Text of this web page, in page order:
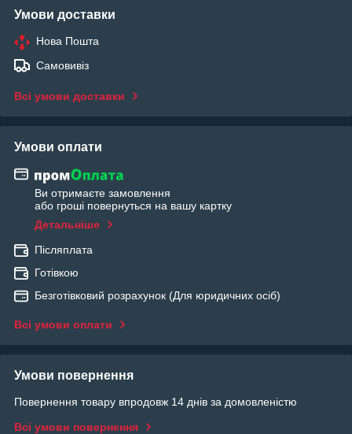
Умови доставки
Нова Пошта
Самовивіз
Всі умови доставки
Умови оплати
Ви отримаєте замовлення
або гроші повернуться на вашу картку
Детальніше
Післяплата
Готівкою
Безготівковий розрахунок (Для юридичних осіб)
Всі умови оплати
Умови повернення
Повернення товару впродовж 14 днів за домовленістю
Всі умови повернення